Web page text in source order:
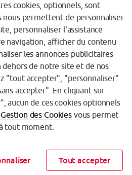
conforme)
cookies, optionnels, sont
nous permettent de personnaliser
personnaliser l'assistance
navigation, afficher du contenu
les annonces publicitaires
de notre site et de nos
"tout accepter", "personnaliser"
accepter". En cliquant sur
aucun de ces cookies optionnels
des Cookiesvous permet
tout moment.
Tout accepter